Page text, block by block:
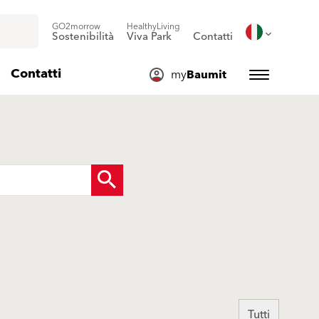
GO2morrow
Sostenibilità
HealthyLiving
Viva Park Contatti
Contatti myBaumit
Tutti